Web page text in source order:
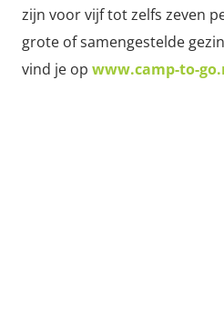
zijn voor vijf tot zelfs zeven
grote of samengestelde
vind je op www.camp-to-